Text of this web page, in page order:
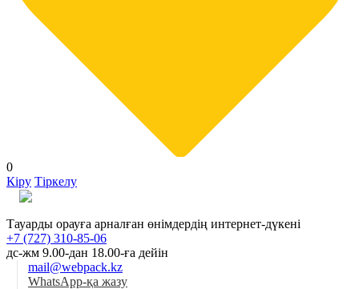
0
Кіру Тіркелу
Тауарды орауға арналған өнімдердің интернет-дүкені
+7 (727) 310-85-06
дс-жм 9.00-дан 18.00-ға дейін
mail@webpack.kz
WhatsApp-қа жазу